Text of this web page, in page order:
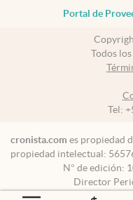
Portal de
Todos
Tel:
cronista.com es propiedad
propiedad intelectual:
N° de edición:
Director